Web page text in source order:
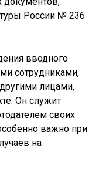
России № 236
вводного
сотрудниками,
лицами,
Он служит
своих
важно при
на